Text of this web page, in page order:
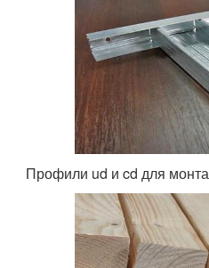
Профили ud и cd для